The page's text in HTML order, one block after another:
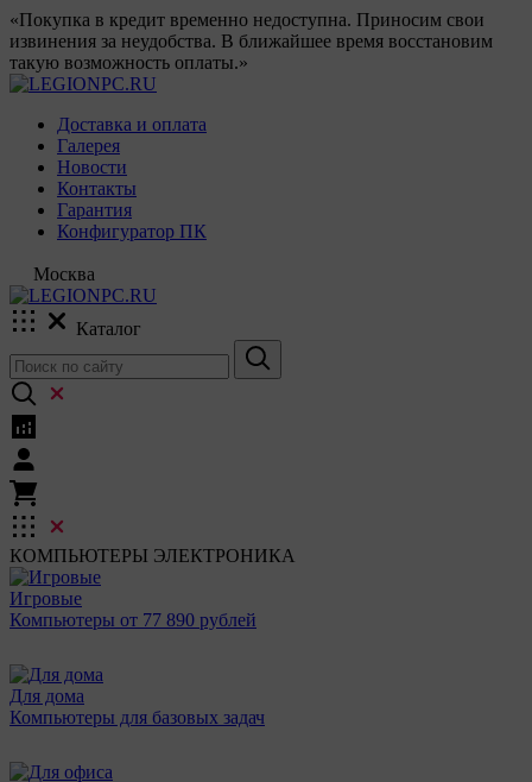
«Покупка в кредит временно недоступна. Приносим свои
извинения за неудобства. В ближайшее время восстановим
такую возможность оплаты.»
Доставка и оплата
Галерея
Новости
Контакты
Гарантия
Конфигуратор ПК
Москва
Каталог
КОМПЬЮТЕРЫ ЭЛЕКТРОНИКА
Игровые
Компьютеры от 77 890 рублей
Для дома
Компьютеры для базовых задач